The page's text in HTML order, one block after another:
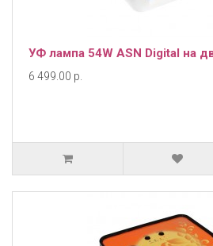
УФ лампа 54W ASN Digital на
6 499.00 р.